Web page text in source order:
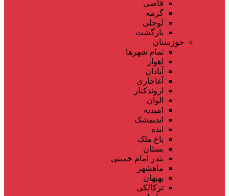
قاضی
گرمه
لوجلی
بازگشت
خوزستان
تمام شهر‌ها
اهواز
آبادان
آغاجاری
اروندکنار
الوان
امیدیه
اندیمشک
ایذه
باغ ملک
بستان
بندر امام خمینی
ماهشهر
بهبهان
ترکالکی